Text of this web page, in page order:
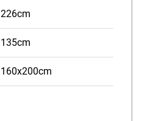
226cm
135cm
160x200cm